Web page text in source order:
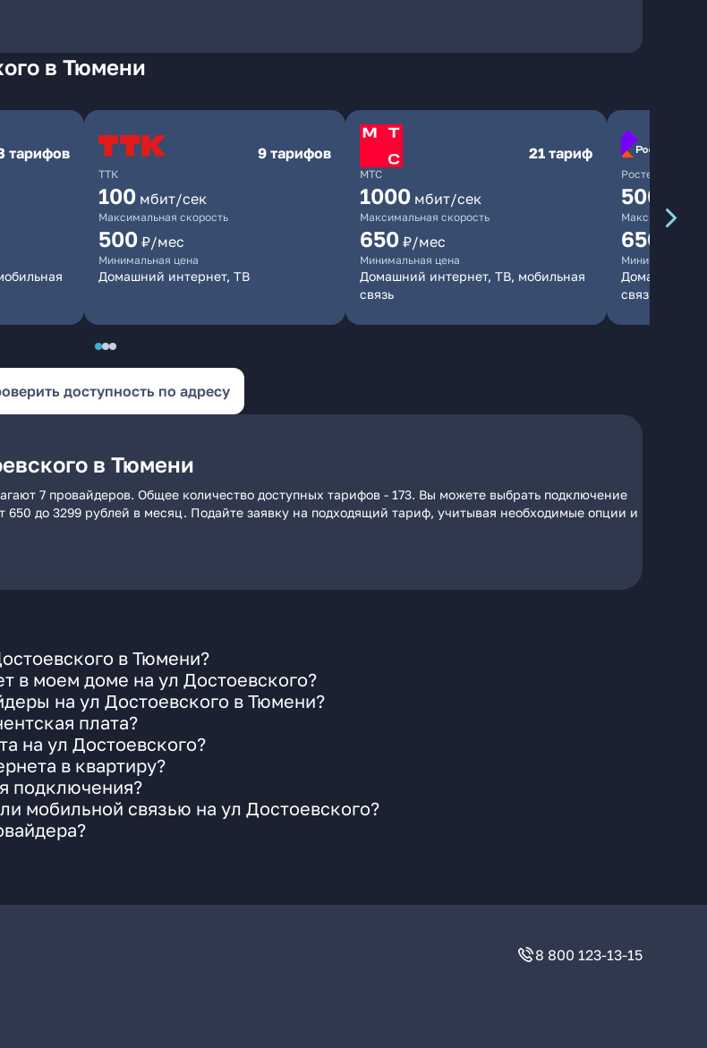
в Тюмени
тарифов
ТТК
9 тарифов
100 мбит/сек
Максимальная скорость
500 ₽/мес
Минимальная цена
Домашний интернет, ТВ
МТС
21 тариф
1000 мбит/сек
Максимальная скорость
650 ₽/мес
Минимальная цена
Домашний интернет, ТВ, мобильная
связь
Ростелеком
500
Максимальная
650
Минимальная
Домашний
связь
доступность по адресу
в Тюмени
7 провайдеров. Общее количество доступных тарифов - 173. Вы можете выбрать подключение
до 3299 рублей в месяц. Подайте заявку на подходящий тариф, учитывая необходимые опции и
в Тюмени?
в моем доме на ул Достоевского?
на ул Достоевского в Тюмени?
плата?
на ул Достоевского?
в квартиру?
подключения?
мобильной связью на ул Достоевского?
8 800 123-13-15